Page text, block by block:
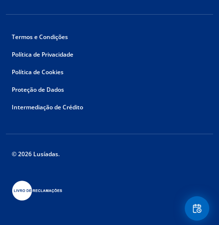
Termos e Condições
Política de Privacidade
Política de Cookies
Proteção de Dados
Intermediação de Crédito
© 2026 Lusíadas.
Floating
Contact
Button